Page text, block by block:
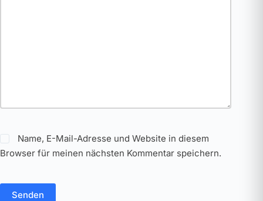
Name, E-Mail-Adresse und Website in diesem
Browser für meinen nächsten Kommentar speichern.
Senden